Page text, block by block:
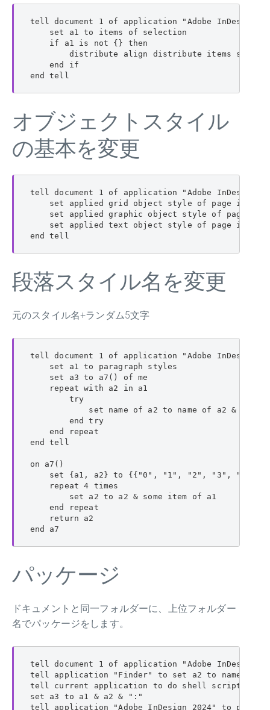
tell document 1 of application "Adobe InDesign
    set a1 to items of selection
    if a1 is not {} then
distribute align distribute items
    end if
end tell
オブジェクトスタイル
の基本を変更
tell document 1 of application "Adobe InDesign
set applied grid object style of page item
set applied graphic object style of page item
set applied text object style of page item
end tell
段落スタイル名を変更
元のスタイル名+ランダム5文字
tell document 1 of application "Adobe InDesign
    set a1 to paragraph styles
    set a3 to a7() of me
    repeat with a2 in a1
        try
            set name of a2 to name of a2 & a3
        end try
    end repeat
end tell
on a7()
set {a1, a2} to {{"0", "1", "2", "3", "4",
    repeat 4 times
        set a2 to a2 & some item of a1
    end repeat
    return a2
end a7
パッケージ
ドキュメントと同一フォルダーに、上位フォルダー
名でパッケージをします。
tell document 1 of application "Adobe InDesign
tell application "Finder" to set a2 to name of
tell current application to do shell script
set a3 to a1 & a2 & ":"
tell application "Adobe InDesign 2024" to